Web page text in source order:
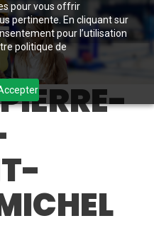
pour vous offrir
pertinente. En cliquant sur
pour l’utilisation
politique de